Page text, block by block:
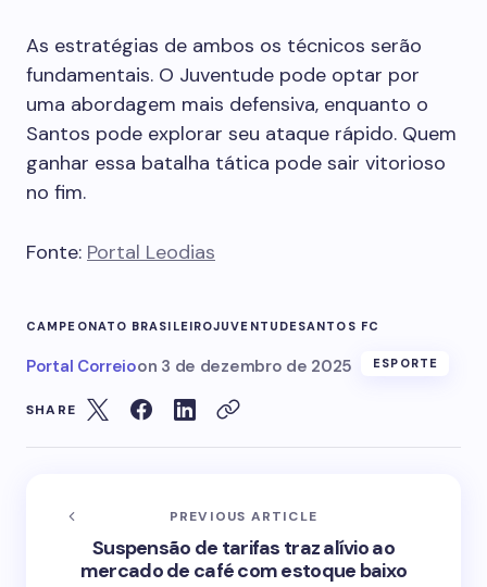
As estratégias de ambos os técnicos serão
fundamentais. O Juventude pode optar por
uma abordagem mais defensiva, enquanto o
Santos pode explorar seu ataque rápido. Quem
ganhar essa batalha tática pode sair vitorioso
no fim.
Fonte: Portal Leodias
CAMPEONATO BRASILEIROJUVENTUDESANTOS FC
Portal Correioon 3 de dezembro de 2025 ESPORTE
SHARE
PREVIOUS ARTICLE
Suspensão de tarifas traz alívio ao
mercado de café com estoque baixo